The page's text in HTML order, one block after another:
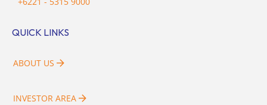
QUICK LINKS
ABOUT US
INVESTOR AREA